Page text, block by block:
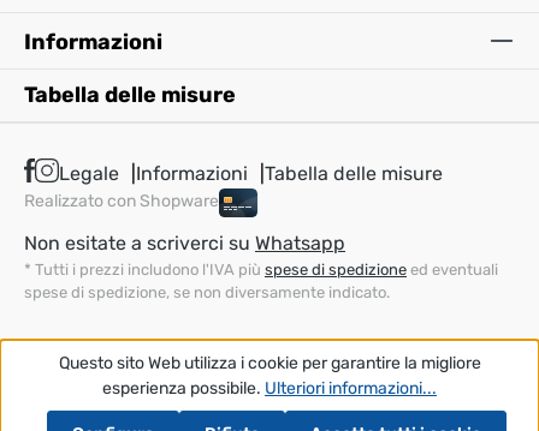
Informazioni
Tabella delle misure
Legale Informazioni Tabella delle misure
Realizzato con Shopware
Non esitate a scriverci su Whatsapp
* Tutti i prezzi includono l'IVA più spese di spedizione ed eventuali
spese di spedizione, se non diversamente indicato.
Questo sito Web utilizza i cookie per garantire la migliore
esperienza possibile. Ulteriori informazioni...